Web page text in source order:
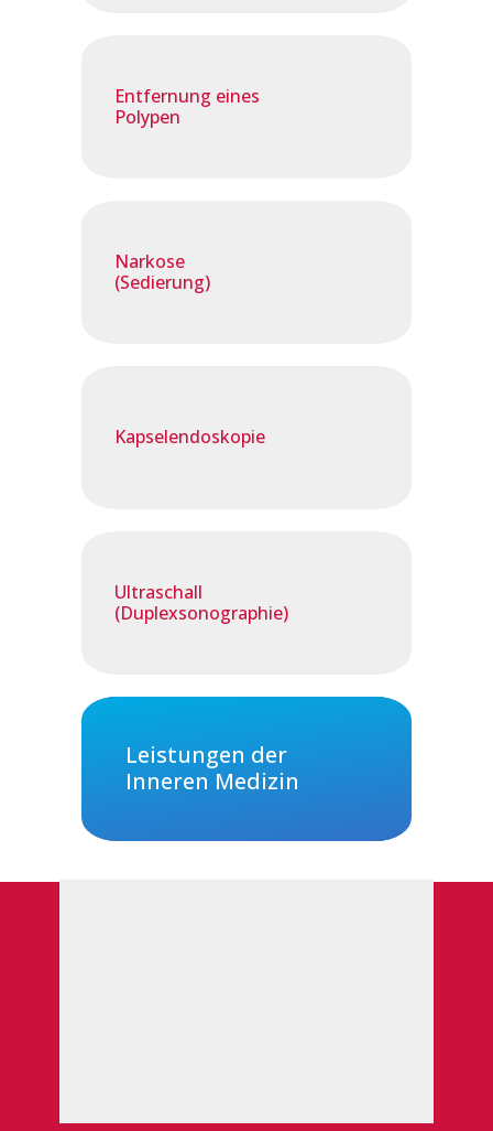
Entfernung eines
Polypen
Narkose
(Sedierung)
Kapselendoskopie
Ultraschall
(Duplexsonographie)
Leistungen der
Inneren Medizin